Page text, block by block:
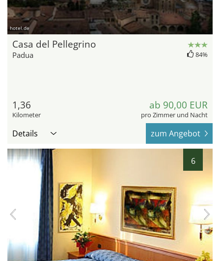
hotel.de
Casa del Pellegrino
Padua 84%
1,36
Kilometer
ab 90,00 EUR
pro Zimmer und Nacht
Details zum Angebot
6